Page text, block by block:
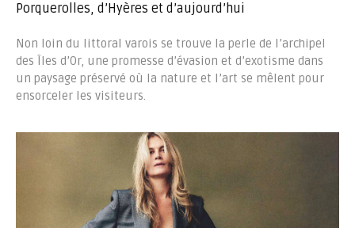
Porquerolles, d’Hyères et d’aujourd’hui
Non loin du littoral varois se trouve la perle de l’archipel
des Îles d’Or, une promesse d’évasion et d’exotisme dans
un paysage préservé où la nature et l’art se mêlent pour
ensorceler les visiteurs.